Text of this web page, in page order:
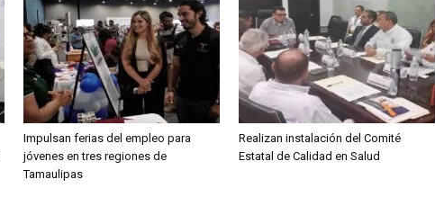
Impulsan ferias del empleo para
jóvenes en tres regiones de
Tamaulipas
Realizan instalación del Comité
Estatal de Calidad en Salud